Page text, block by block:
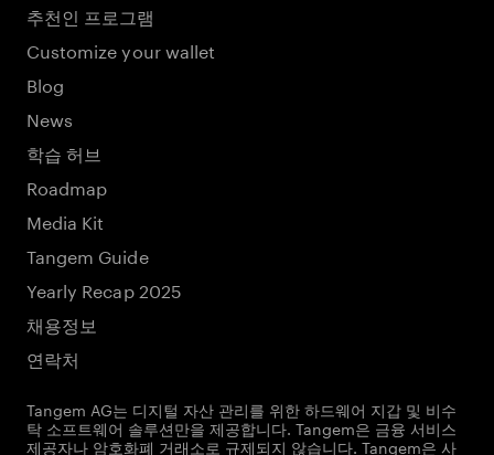
추천인 프로그램
Customize your wallet
Blog
News
학습 허브
Roadmap
Media Kit
Tangem Guide
Yearly Recap 2025
채용정보
연락처
Tangem AG는 디지털 자산 관리를 위한 하드웨어 지갑 및 비수
탁 소프트웨어 솔루션만을 제공합니다. Tangem은 금융 서비스
제공자나 암호화폐 거래소로 규제되지 않습니다. Tangem은 사